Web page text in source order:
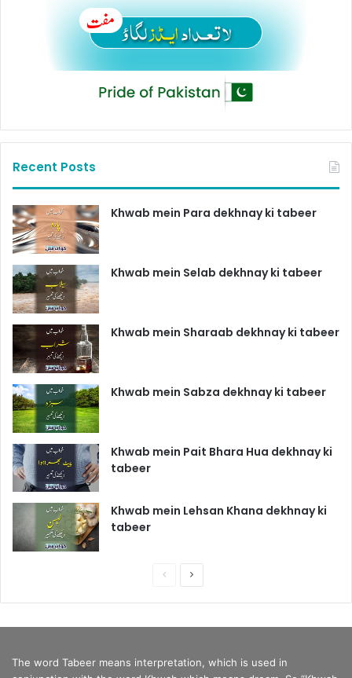
Recent Posts
Khwab mein Para dekhnay ki tabeer
Khwab mein Selab dekhnay ki tabeer
Khwab mein Sharaab dekhnay ki tabeer
Khwab mein Sabza dekhnay ki tabeer
Khwab mein Pait Bhara Hua dekhnay ki
tabeer
Khwab mein Lehsan Khana dekhnay ki
tabeer
i
p
The word Tabeer means interpretation, which is used in